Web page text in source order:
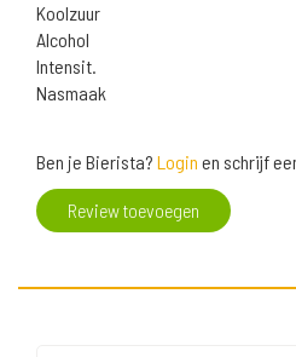
Koolzuur
Alcohol
Intensit.
Nasmaak
Ben je Bierista? Login en schrijf
Review toevoegen